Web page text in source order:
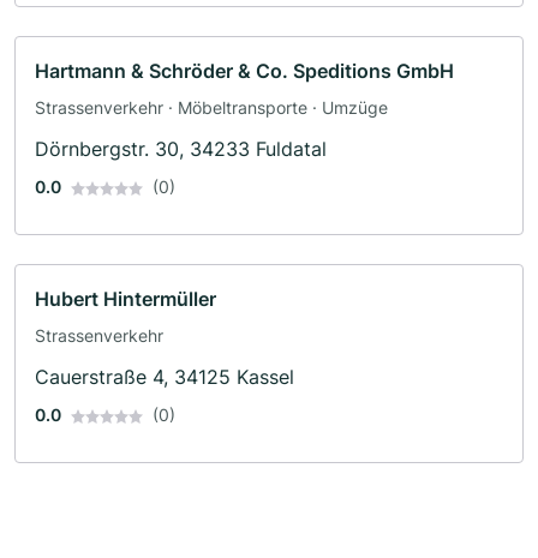
Hartmann & Schröder & Co. Speditions GmbH
Strassenverkehr · Möbeltransporte · Umzüge
Dörnbergstr. 30, 34233 Fuldatal
0.0 (0)
Hubert Hintermüller
Strassenverkehr
Cauerstraße 4, 34125 Kassel
0.0 (0)